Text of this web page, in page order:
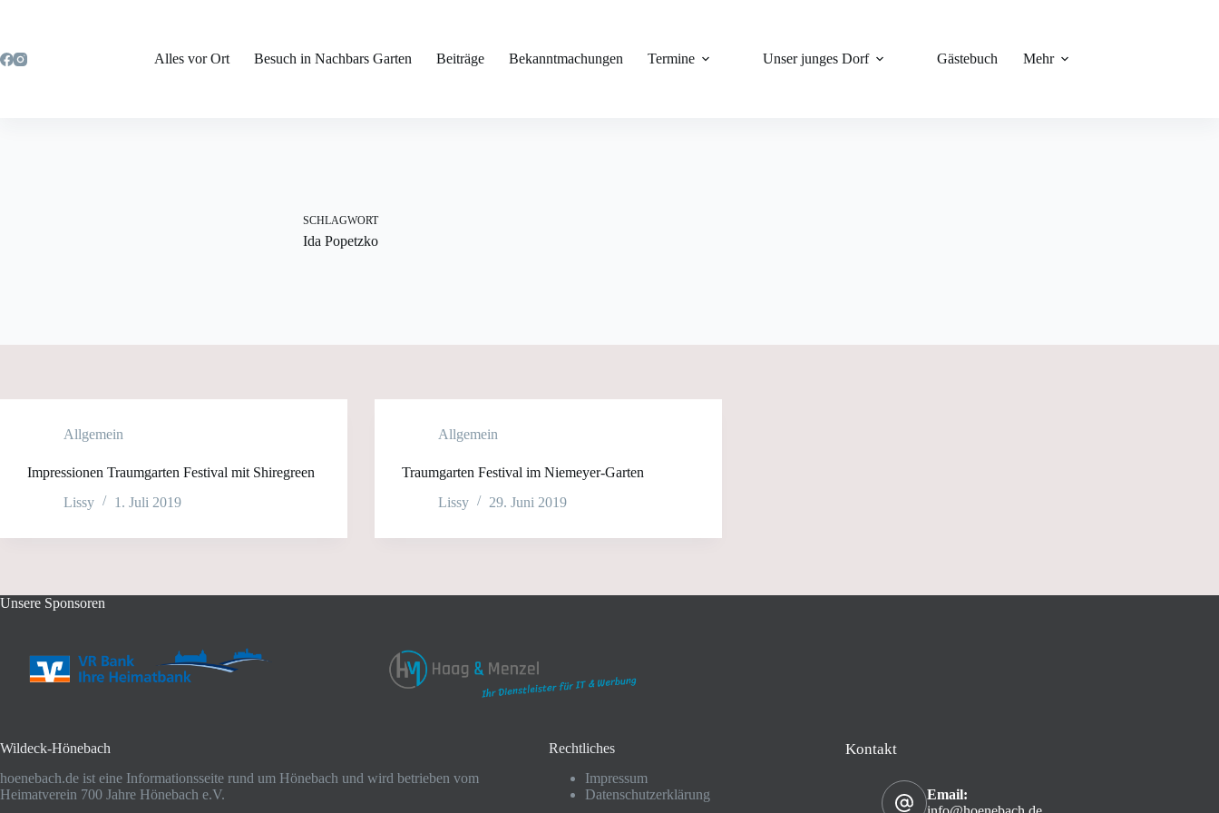
Alles vor Ort
Besuch in Nachbars Garten Beiträge Bekanntmachungen Termine Unser junges Dorf Gästebuch Mehr
SCHLAGWORT
Ida Popetzko
Allgemein
Impressionen Traumgarten Festival mit Shiregreen
Lissy
1. Juli 2019
Allgemein
Traumgarten Festival im Niemeyer-Garten
Lissy
29. Juni 2019
Unsere Sponsoren
Wildeck-Hönebach
hoenebach.de ist eine Informationsseite rund um Hönebach und wird betrieben vom
Heimatverein 700 Jahre Hönebach e.V.
Rechtliches
Impressum
Datenschutzerklärung
Kontakt
Email: